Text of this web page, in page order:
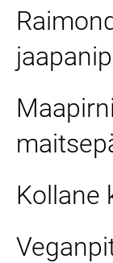
Kollane